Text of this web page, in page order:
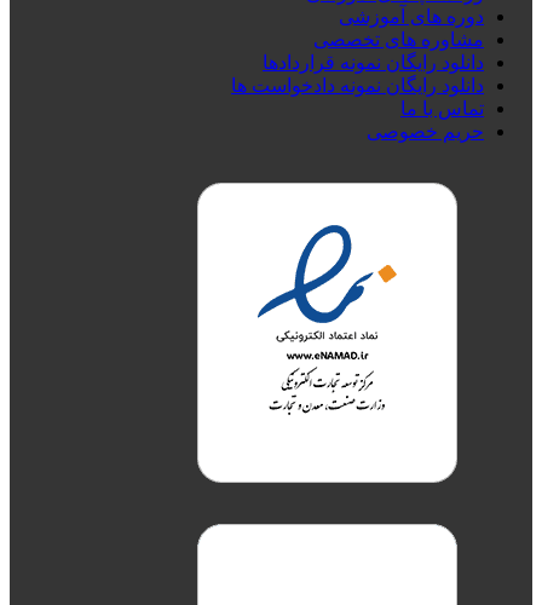
دوره های آموزشی
مشاوره های تخصصی
دانلود رایگان نمونه قراردادها
دانلود رایگان نمونه دادخواست ها
تماس با ما
حریم خصوصی